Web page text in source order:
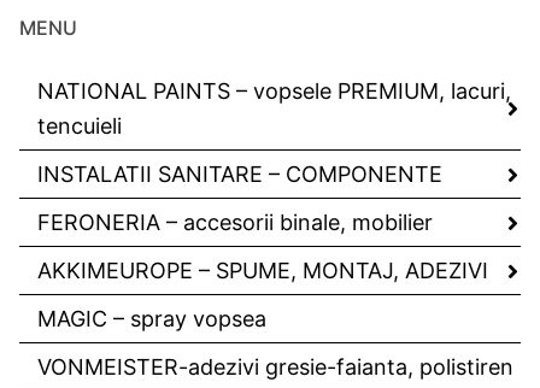
MENU
NATIONAL PAINTS – vopsele PREMIUM, lacuri,
tencuieli
INSTALATII SANITARE – COMPONENTE
FERONERIA – accesorii binale, mobilier
AKKIMEUROPE – SPUME, MONTAJ, ADEZIVI
MAGIC – spray vopsea
VONMEISTER-adezivi gresie-faianta, polistiren